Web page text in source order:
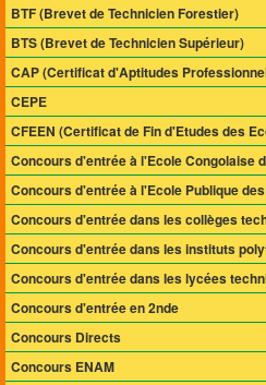
BTF (Brevet de Technicien Forestier)
BTS (Brevet de Technicien Supérieur)
CAP (Certificat d'Aptitudes
CEPE
CFEEN (Certificat de Fin d'Etudes des
Concours d'entrée à l'Ecole Congolaise
Concours d'entrée à l'Ecole Publique
Concours d'entrée dans les collèges
Concours d'entrée dans les instituts
Concours d'entrée dans les lycées
Concours d'entrée en 2nde
Concours Directs
Concours ENAM